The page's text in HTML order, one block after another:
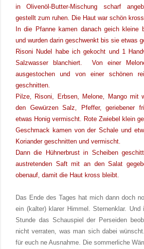
in Olivenöl-Butter-Mischung scharf
gestellt zum ruhen. Die Haut war schön
In die Pfanne kamen danach geich kleine
und wurden darin geschwenkt bis sie etwas
Risoni Nudel habe ich gekocht und 1
Salzwasser blanchiert. Von einer
ausgestochen und von einer schönen
geschnitten.
Pilze, Risoni, Erbsen, Melone, Mango mit
den Gewürzen Salz, Pfeffer, geriebener
etwas Honig vermischt. Rote Zwiebel klein
Geschmack kamen von der Schale und
Koriander geschnitten und vermischt.
Dann die Hühnerbrust in Scheiben
austretenden Saft mit an den Salat
obenauf, damit die Haut kross bleibt.
Das Ende des Tages hat mich dann doch
ein (kalter) klarer Himmel. Sternenklar.
Stunde das Schauspiel der Perseiden
nicht verraten, was man sich dabei
für euch ne Ausnahme. Die sommerliche